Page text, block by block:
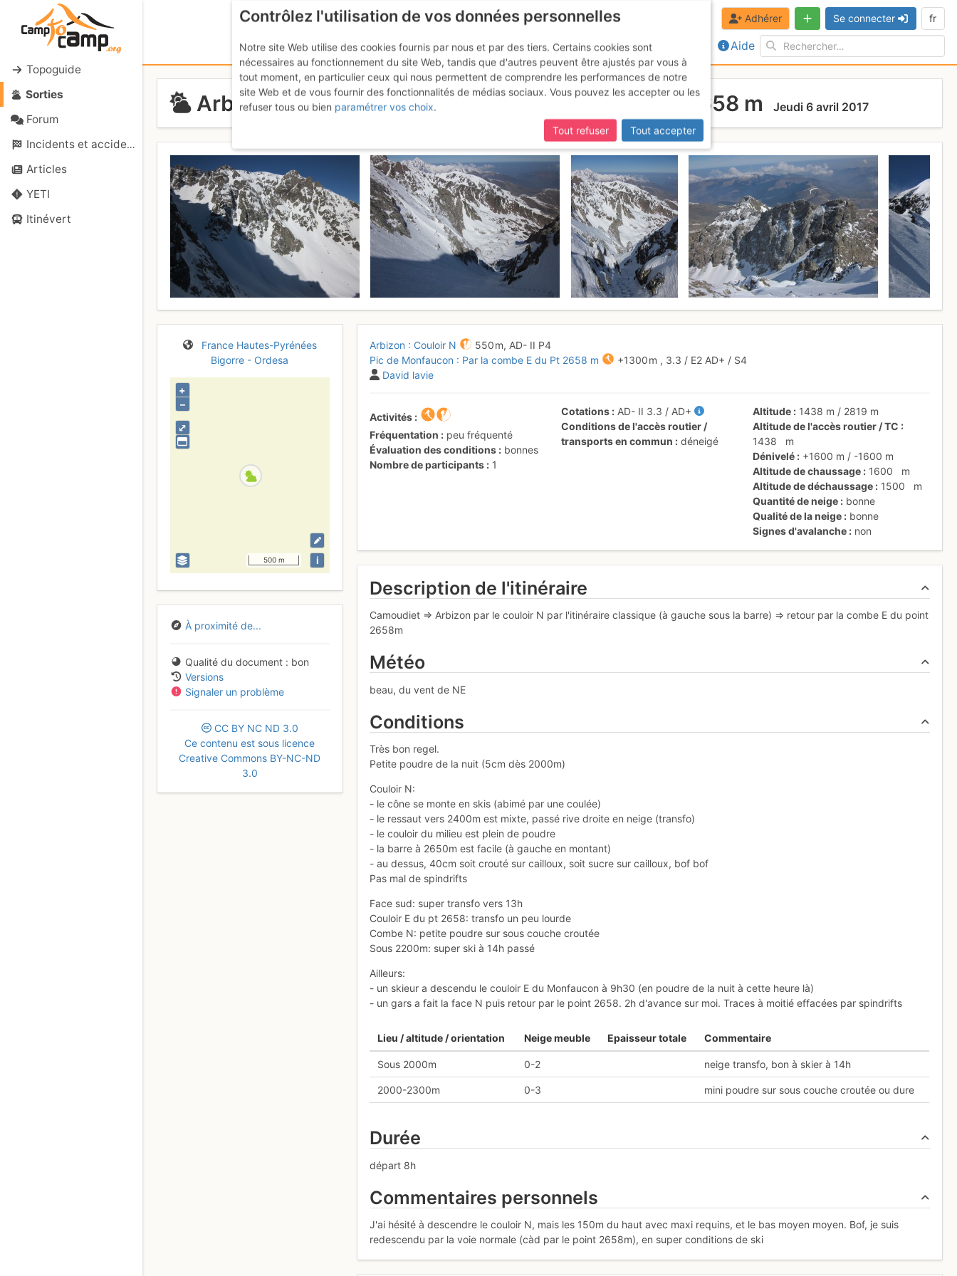
Topoguide
Sorties
Forum
Incidents et accidents
Articles
YETI
Itinévert
Aide
Adhérer Se connecter fr
Arbizon couloir N et retour par la combe E du Pt 2658 m Jeudi 6 avril 2017
France Hautes-Pyrénées
Bigorre - Ordesa
⤢
+
–
500 m i
À proximité de...
Qualité du document
bon
Versions
Signaler un problème
CC BY NC ND 3.0
Ce contenu est sous licence
Creative Commons BY-NC-ND
3.0
Arbizon : Couloir N 550 m, AD- II P4
Pic de Monfaucon : Par la combe E du Pt 2658 m
+1300 m , 3.3 / E2 AD+ / S4
David lavie
Activités
Fréquentation
peu fréquenté
Évaluation des conditions
bonnes
Nombre de participants
1
Cotations AD- II 3.3 / AD+
Conditions de l'accès routier /
transports en commun
déneigé
Altitude 1438 m / 2819 m
Altitude de l'accès routier / TC
1438
m
Dénivelé
+1600 m / -1600 m
Altitude de chaussage
1600
m
Altitude de déchaussage
1500
m
Quantité de neige
bonne
Qualité de la neige
bonne
Signes d'avalanche
non
Description de l'itinéraire
Camoudiet => Arbizon par le couloir N par l'itinéraire classique (à gauche sous la barre) => retour par la combe E du point
2658m
Météo
beau, du vent de NE
Conditions
Très bon regel.
Petite poudre de la nuit (5cm dès 2000m)
Couloir N:
- le cône se monte en skis (abimé par une coulée)
- le ressaut vers 2400m est mixte, passé rive droite en neige (transfo)
- le couloir du milieu est plein de poudre
- la barre à 2650m est facile (à gauche en montant)
- au dessus, 40cm soit crouté sur cailloux, soit sucre sur cailloux, bof bof
Pas mal de spindrifts
Face sud: super transfo vers 13h
Couloir E du pt 2658: transfo un peu lourde
Combe N: petite poudre sur sous couche croutée
Sous 2200m: super ski à 14h passé
Ailleurs:
- un skieur a descendu le couloir E du Monfaucon à 9h30 (en poudre de la nuit à cette heure là)
- un gars a fait la face N puis retour par le point 2658. 2h d'avance sur moi. Traces à moitié effacées par spindrifts
Lieu / altitude / orientation Neige meuble Epaisseur totale Commentaire
Sous 2000m 0-2 neige transfo, bon à skier à 14h
2000-2300m 0-3 mini poudre sur sous couche croutée ou dure
Durée
départ 8h
Commentaires personnels
J'ai hésité à descendre le couloir N, mais les 150m du haut avec maxi requins, et le bas moyen moyen. Bof, je suis
redescendu par la voie normale (càd par le point 2658m), en super conditions de ski
Contrôlez l'utilisation de vos données personnelles
Notre site Web utilise des cookies fournis par nous et par des tiers. Certains cookies sont
nécessaires au fonctionnement du site Web, tandis que d'autres peuvent être ajustés par vous à
tout moment, en particulier ceux qui nous permettent de comprendre les performances de notre
site Web et de vous fournir des fonctionnalités de médias sociaux. Vous pouvez les accepter ou les
refuser tous ou bien paramétrer vos choix.
Tout refuser
Tout accepter